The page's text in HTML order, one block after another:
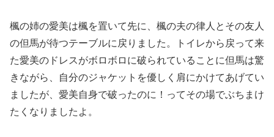
楓の姉の愛美は楓を置いて先に、楓の夫の律人とその友人
の但馬が待つテーブルに戻りました。トイレから戻って来
た愛美のドレスがボロボロに破られていることに但馬は驚
きながら、自分のジャケットを優しく肩にかけてあげてい
ましたが、愛美自身で破ったのに！ってその場でぶちまけ
たくなりましたよ。